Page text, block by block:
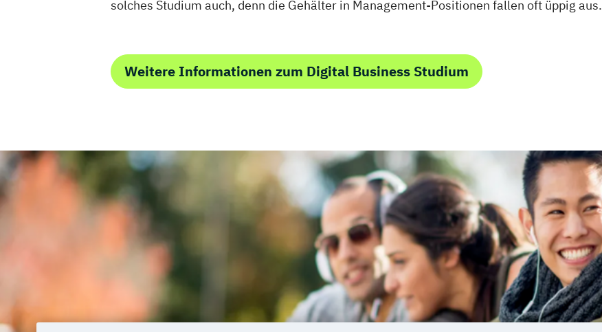
solches Studium auch, denn die Gehälter in Management-Positionen fallen oft üppig aus.
Weitere Informationen zum Digital Business Studium